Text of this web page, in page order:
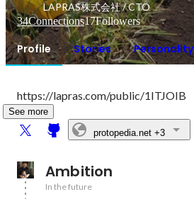
LAPRAS株式会社 / CTO
34Connections17Followers
Profile Stories Personality
https://lapras.com/public/1ITJOIB
See more
protopedia.net +3
Ambition
In the future